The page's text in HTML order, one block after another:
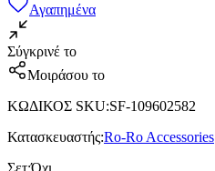
Αγαπημένα
Σύγκρινέ το
Μοιράσου το
ΚΩΔΙΚΟΣ SKU:SF-109602582
Κατασκευαστής:Ro-Ro Accessories
Σετ:Όχι